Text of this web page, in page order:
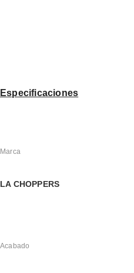
Especificaciones
Marca
LA CHOPPERS
Acabado